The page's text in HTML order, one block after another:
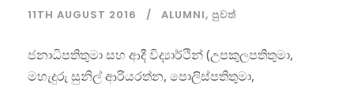
11TH AUGUST 2016 ALUMNI, පුවත්
ජනාධිපතිතුමා සහ ආදී විද්‍යාර්ථින් (උපකුලපතිතුමා,
මහැදුරු සුනිල් ආරියරත්න, පොලිස්පතිතුමා,